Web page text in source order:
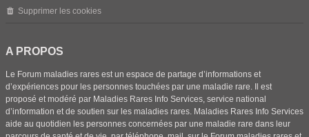
Supprimer les cookies
A PROPOS
Le Forum maladies rares est un espace de partage d’informations et
d’expériences pour les personnes touchées par une maladie rare. Il est
proposé et modéré par Maladies Rares Info Services, service national
d’information et de soutien sur les maladies rares. Maladies Rares Info Services
aide au quotidien les personnes concernées par une maladie rare dans leur